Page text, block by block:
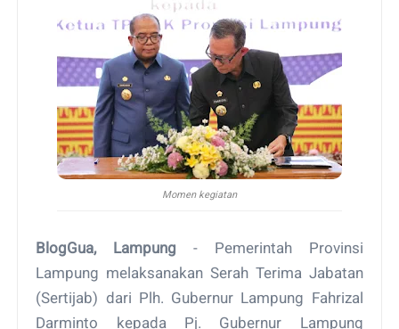
Momen kegiatan
BlogGua, Lampung - Pemerintah Provinsi
Lampung melaksanakan Serah Terima Jabatan
(Sertijab) dari Plh. Gubernur Lampung Fahrizal
Darminto kepada Pj. Gubernur Lampung